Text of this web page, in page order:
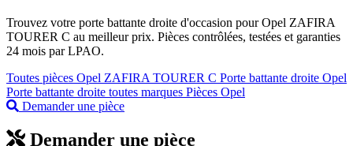
Trouvez votre porte battante droite d'occasion pour Opel ZAFIRA
TOURER C au meilleur prix. Pièces contrôlées, testées et garanties
24 mois par LPAO.
Toutes pièces Opel ZAFIRA TOURER C Porte battante droite Opel
Porte battante droite toutes marques Pièces Opel
Demander une pièce
Demander une pièce